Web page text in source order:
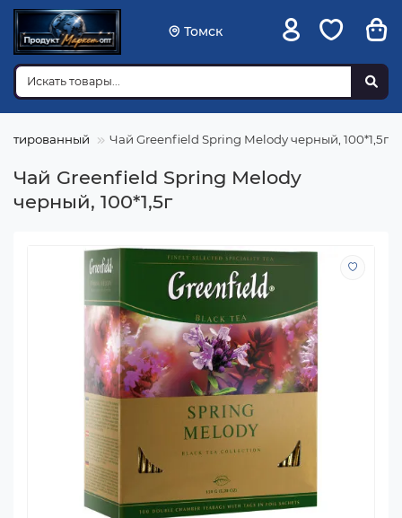
Томск
Чай Greenfield Spring Melody черный, 100*1,5г
Чай Greenfield Spring Melody
черный, 100*1,5г